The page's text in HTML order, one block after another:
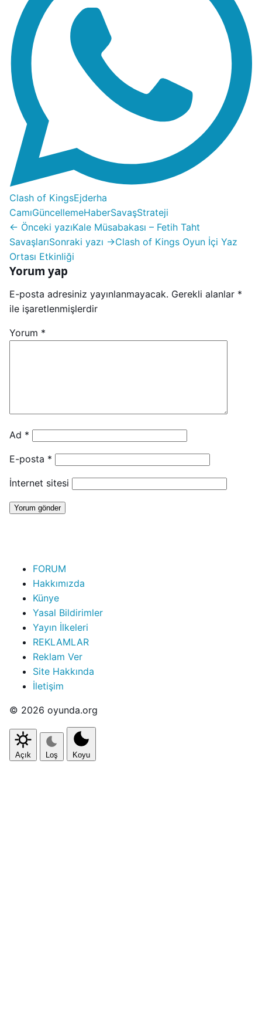
Clash of KingsEjderha
CamıGüncellemeHaberSavaşStrateji
← Önceki yazıKale Müsabakası – Fetih Taht
SavaşlarıSonraki yazı →Clash of Kings Oyun İçi Yaz
Ortası Etkinliği
Yorum yap
E-posta adresiniz yayınlanmayacak. Gerekli alanlar *
ile işaretlenmişlerdir
Yorum *
Ad *
E-posta *
İnternet sitesi
FORUM
Hakkımızda
Künye
Yasal Bildirimler
Yayın İlkeleri
REKLAMLAR
Reklam Ver
Site Hakkında
İletişim
© 2026 oyunda.org
Açık Loş Koyu